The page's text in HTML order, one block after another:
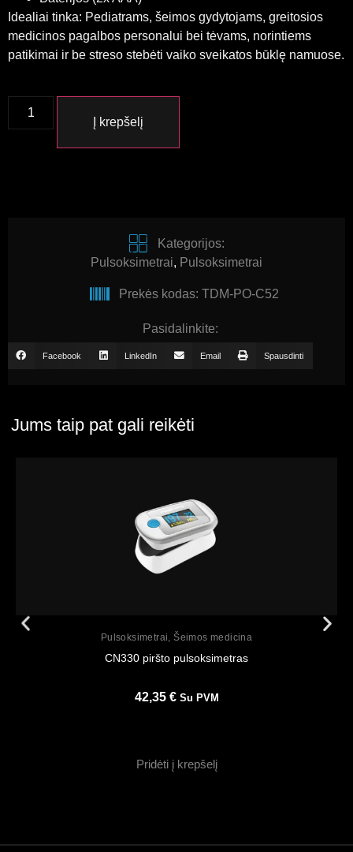
Idealiai tinka: Pediatrams, šeimos gydytojams, greitosios
medicinos pagalbos personalui bei tėvams, norintiems
patikimai ir be streso stebėti vaiko sveikatos būklę namuose.
Į krepšelį
Kategorijos:
Pulsoksimetrai, Pulsoksimetrai
Prekės kodas: TDM-PO-C52
Pasidalinkite:
Facebook LinkedIn Email Spausdinti
Jums taip pat gali reikėti
Pulsoksimetrai,Šeimos medicina
CN330 piršto pulsoksimetras
42,35 € Su PVM
Pridėti į krepšelį